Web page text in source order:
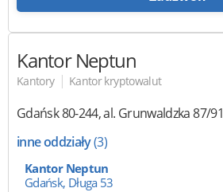
Kantor Neptun
Kantory | Kantor kryptowalut
Gdańsk80-244,al. Grunwaldzka 87/91
inne oddziały(3)
Kantor Neptun
Gdańsk, Długa 53